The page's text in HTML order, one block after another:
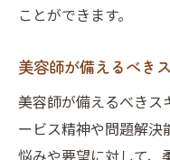
ことができます。
美容師が備えるべき
美容師が備えるべきス
ービス精神や問題解決